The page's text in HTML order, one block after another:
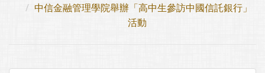
中信金融管理學院舉辦「高中生參訪中國信託銀行」
活動